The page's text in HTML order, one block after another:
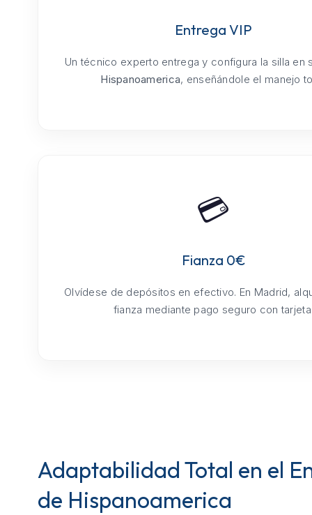
Entrega VIP
Un técnico experto entrega y configura la silla en
Hispanoamerica, enseñándole el manejo
💳
Fianza 0€
Olvídese de depósitos en efectivo. En Madrid,
fianza mediante pago seguro con
Adaptabilidad Total en el
de Hispanoamerica